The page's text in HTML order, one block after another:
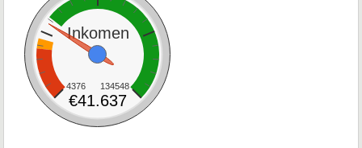
Inkomen
4376 134548
€41.637